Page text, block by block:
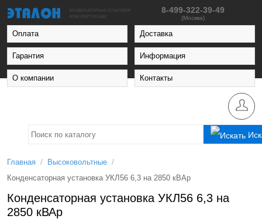
8-499-322-39-49
(Москва)
Оплата Доставка
Гарантия Информация
О компании Контакты
Главная / Высоковольтные /
Конденсаторная установка УКЛ56 6,3 на 2850 кВАр
Конденсаторная установка УКЛ56 6,3 на
2850 кВАр